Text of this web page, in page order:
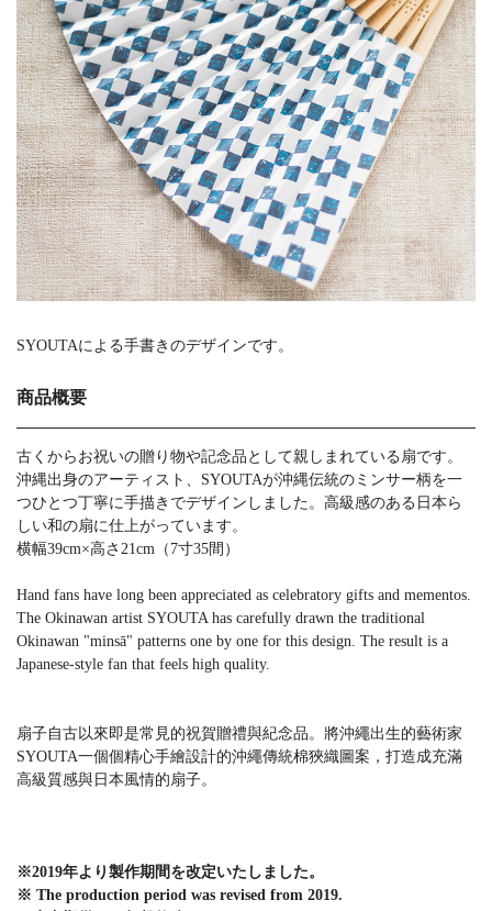
SYOUTAによる手書きのデザインです。
商品概要
古くからお祝いの贈り物や記念品として親しまれている扇です。
沖縄出身のアーティスト、SYOUTAが沖縄伝統のミンサー柄を一
つひとつ丁寧に手描きでデザインしました。高級感のある日本ら
しい和の扇に仕上がっています。
横幅39cm×高さ21cm（7寸35間）
Hand fans have long been appreciated as celebratory gifts and mementos.
The Okinawan artist SYOUTA has carefully drawn the traditional
Okinawan "minsā" patterns one by one for this design. The result is a
Japanese-style fan that feels high quality.
扇子自古以來即是常見的祝賀贈禮與紀念品。將沖繩出生的藝術家
SYOUTA一個個精心手繪設計的沖繩傳統棉狹織圖案，打造成充滿
高級質感與日本風情的扇子。
※2019年より製作期間を改定いたしました。
※ The production period was revised from 2019.